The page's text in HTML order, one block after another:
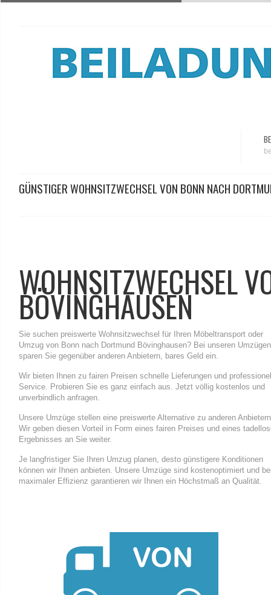
GÜNSTIGER WOHNSITZWECHSEL VON BONN NACH
WOHNSITZWECHSEL
BÖVINGHAUSEN
Sie suchen preiswerte Wohnsitzwechsel für Ihren Möbeltransport oder
Umzug von Bonn nach Dortmund Bövinghausen? Bei unseren Umzügen
sparen Sie gegenüber anderen Anbietern, bares Geld ein.
Wir bieten Ihnen zu fairen Preisen schnelle Lieferungen und
Service. Probieren Sie es ganz einfach aus. Jetzt völlig kostenlos und
unverbindlich anfragen.
Unsere Umzüge stellen eine preiswerte Alternative zu anderen
Wir geben diesen Vorteil in Form eines fairen Preises und eines
Ergebnisses an Sie weiter.
Je langfristiger Sie Ihren Umzug planen, desto günstigere Konditionen
können wir Ihnen anbieten. Unsere Umzüge sind kostenoptimiert und
maximaler Effizienz garantieren wir Ihnen ein Höchstmaß an Qualität.